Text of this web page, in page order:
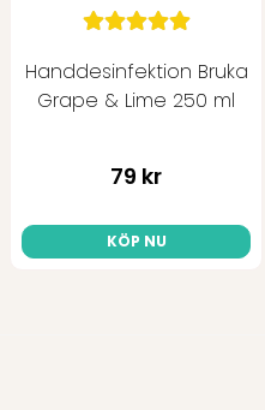
Handdesinfektion Bruka
Grape & Lime 250 ml
79 kr
KÖP NU